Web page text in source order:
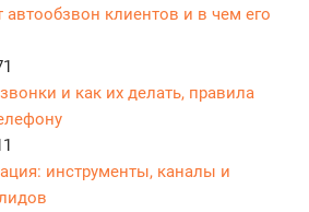
автообзвон клиентов и в чем его
и как их делать, правила
инструменты, каналы и